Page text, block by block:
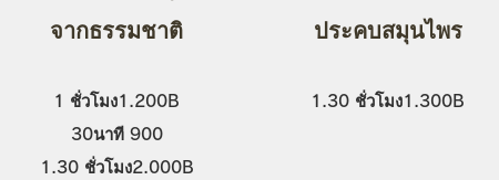
จากธรรมชาติ
1 ชั่วโมง1.200B
30นาที 900
1.30 ชั่วโมง2.000B
ประคบสมุนไพร
1.30 ชั่วโมง1.300B